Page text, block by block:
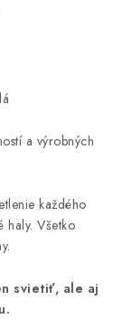
a výrobných
každého
haly. Všetko
svietiť, ale aj